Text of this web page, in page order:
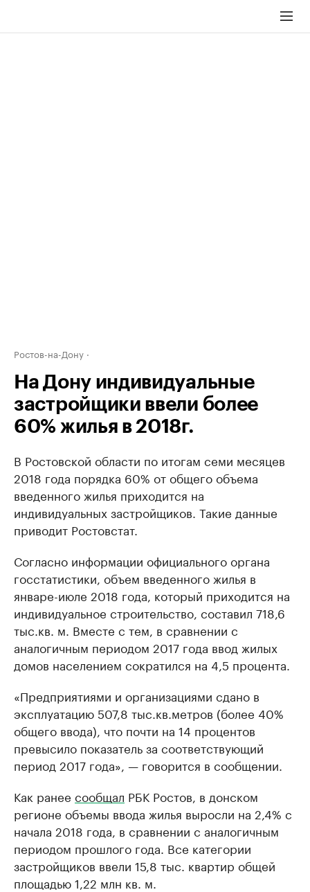
Ростов-на-Дону
На Дону индивидуальные
застройщики ввели более
60% жилья в 2018г.
В Ростовской области по итогам семи месяцев
2018 года порядка 60% от общего объема
введенного жилья приходится на
индивидуальных застройщиков. Такие данные
приводит Ростовстат.
Согласно информации официального органа
госстатистики, объем введенного жилья в
январе-июле 2018 года, который приходится на
индивидуальное строительство, составил 718,6
тыс.кв. м. Вместе с тем, в сравнении с
аналогичным периодом 2017 года ввод жилых
домов населением сократился на 4,5 процента.
«Предприятиями и организациями сдано в
эксплуатацию 507,8 тыс.кв.метров (более 40%
общего ввода), что почти на 14 процентов
превысило показатель за соответствующий
период 2017 года», — говорится в сообщении.
Как ранее сообщал РБК Ростов, в донском
регионе объемы ввода жилья выросли на 2,4% с
начала 2018 года, в сравнении с аналогичным
периодом прошлого года. Все категории
застройщиков ввели 15,8 тыс. квартир общей
площадью 1,22 млн кв. м.